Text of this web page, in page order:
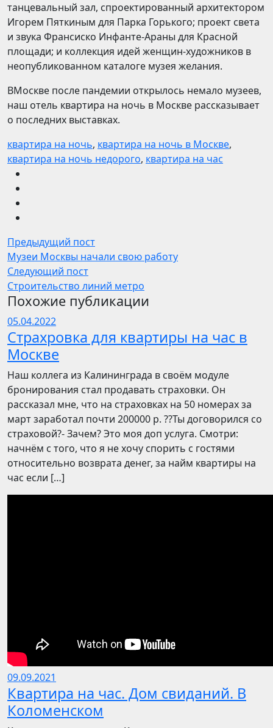
танцевальный зал, спроектированный архитектором
Игорем Пяткиным для Парка Горького; проект света
и звука Франсиско Инфанте-Араны для Красной
площади; и коллекция идей женщин-художников в
неопубликованном каталоге музея желания.
ВМоскве после пандемии открылось немало музеев,
наш отель квартира на ночь в Москве рассказывает
о последних выставках.
квартира на ночь, квартира на ночь в Москве,
квартира на ночь недорого, квартира на час
Предыдущий пост
Музеи Москвы начали свою работу
Следующий пост
Строительство линий метро
Похожие публикации
05.04.2022
Страхровка для квартиры на час в
Москве
Наш коллега из Калининграда в своём модуле
бронирования стал продавать страховки. Он
рассказал мне, что на страховках на 50 номерах за
март заработал почти 200000 р. ??Ты договорился со
страховой?- Зачем? Это моя доп услуга. Смотри:
начнём с того, что я не хочу спорить с гостями
относительно возврата денег, за найм квартиры на
час если […]
09.09.2021
Квартира на час. Дом свиданий. В
Коломенском